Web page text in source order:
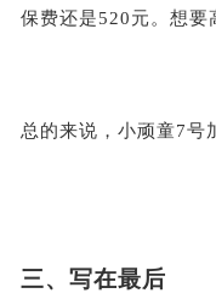
保费还是520元。想要
总的来说，小顽童7号
三、写在最后